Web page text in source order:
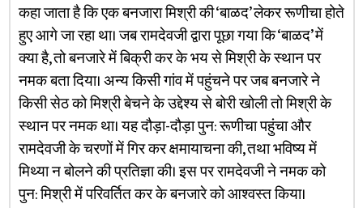
कहा जाता है कि एक बनजारा मिश्री की ‘बाळद’ लेकर रूणीचा होते
हुए आगे जा रहा था। जब रामदेवजी द्वारा पूछा गया कि ‘बाळद’ में
क्या है, तो बनजारे में बिक्री कर के भय से मिश्री के स्थान पर
नमक बता दिया। अन्य किसी गांव में पहुंचने पर जब बनजारे ने
किसी सेठ को मिश्री बेचने के उद्देश्य से बोरी खोली तो मिश्री के
स्थान पर नमक था। यह दौड़ा-दौड़ा पुन: रूणीचा पहुंचा और
रामदेवजी के चरणों में गिर कर क्षमायाचना की, तथा भविष्य में
मिथ्या न बोलने की प्रतिज्ञा की। इस पर रामदेवजी ने नमक को
पुन: मिश्री में परिवर्तित कर के बनजारे को आश्वस्त किया।